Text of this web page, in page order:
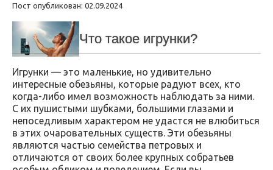
Пост опубликован: 02.09.2024
Что такое игрунки?
Игрунки — это маленькие, но удивительно
интересные обезьяны, которые радуют всех, кто
когда-либо имел возможность наблюдать за ними.
С их пушистыми шубками, большими глазами и
непоседливым характером не удастся не влюбиться
в этих очаровательных существ. Эти обезьяны
являются частью семейства петровых и
отличаются от своих более крупных собратьев